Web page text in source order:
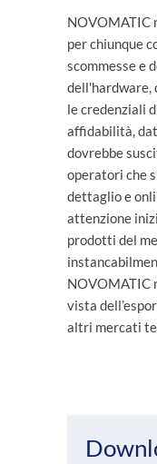
NOVOMATIC
per chiunque
scommesse e
dell'hardware,
le credenziali
affidabilità,
dovrebbe
operatori che
dettaglio e
attenzione
prodotti del
NOVOMATIC
vista
altri mercati